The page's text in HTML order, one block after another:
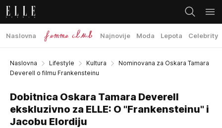
Naslovna Najnovije Moda Lepota Celebrity
Naslovna Lifestyle Kultura
Nominovana za Oskara Tamara
Deverell o filmu Frankensteinu
Dobitnica Oskara Tamara Deverell
ekskluzivno za ELLE: O "Frankensteinu" i
Jacobu Elordiju